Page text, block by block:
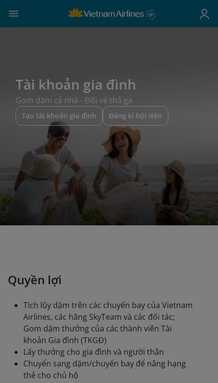
Tài khoản gia đình
Gom dặm cả nhà - Đổi vé thả ga
Tạo tài khoản gia đình Đăng kí hội viên
Quyền lợi
Tích lũy dặm trên các chuyến bay của Vietnam
Airlines, các hãng SkyTeam và các đối tác;
Gom dặm thưởng của các thành viên Tài
khoản Gia đình (TKGĐ)
Lấy thưởng cho gia đình và người thân
Chuyển sang dặm/chuyến bay để nâng hạng
thẻ cho chủ hộ